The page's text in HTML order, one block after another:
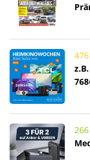
476
266